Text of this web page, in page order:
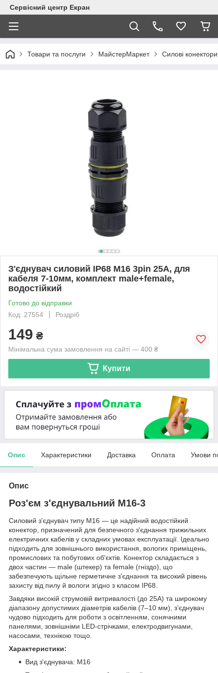
Сервісний центр Екран
Товари та послуги МайстерМаркет Силові конектори
З'єднувач силовий IP68 M16 3pin 25A, для
кабеля 7-10мм, комплект male+female,
водостійкий
Готово до відправки
Код: 27554
Роздріб
149 ₴
Мінімальна сума замовлення на сайті — 400 ₴
Купити
Опис Характеристики Доставка Оплата Умови
Опис
Роз'єм з'єднувальний M16-3
Силовий з'єднувач типу M16 — це надійний водостійкий
конектор, призначений для безпечного з'єднання трижильних
електричних кабелів у складних умовах експлуатації. Ідеально
підходить для зовнішнього використання, вологих приміщень,
промислових та побутових об'єктів. Конектор складається з
двох частин — male (штекер) та female (гніздо), що
забезпечують щільне герметичне з'єднання та високий рівень
захисту від пилу й вологи згідно з класом IP68.
Завдяки високій струмовій витривалості (до 25A) та широкому
діапазону допустимих діаметрів кабелів (7–10 мм), з’єднувач
чудово підходить для роботи з освітленням, сонячними
панелями, зовнішніми LED-стрічками, електродвигунами,
насосами, технікою тощо.
Характеристики:
Вид з'єднувача: M16